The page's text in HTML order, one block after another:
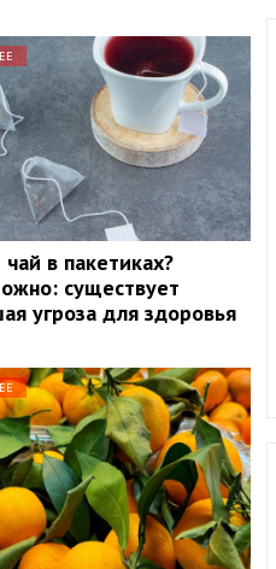
в пакетиках?
существует
угроза для здоровья